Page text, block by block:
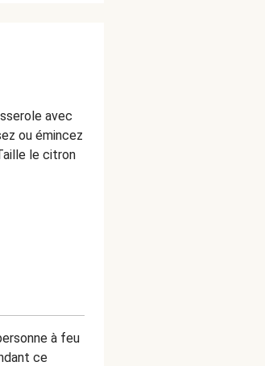
avec
ou émincez
le citron
à feu
ce